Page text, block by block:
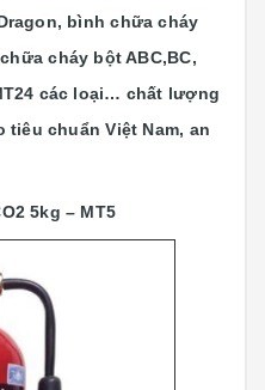
bình chữa cháy
cháy bột ABC,BC,
các loại… chất lượng
chuẩn Việt Nam, an
5kg – MT5